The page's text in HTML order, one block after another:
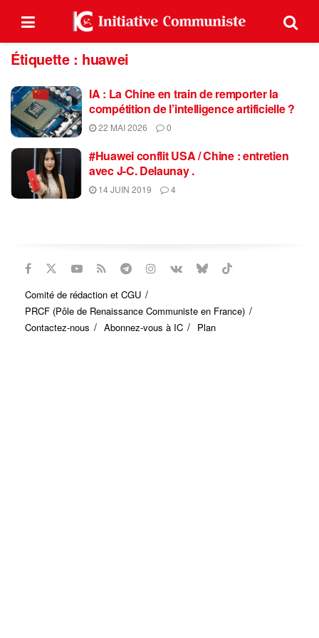
Étiquette : huawei
IA : La Chine en train de remporter la
compétition de l’intelligence artificielle ?
22 MAI 2026 0
#Huawei conflit USA / Chine : entretien
avec J-C. Delaunay .
14 JUIN 2019 4
Comité de rédaction et CGU
PRCF (Pôle de Renaissance Communiste en France)
Contactez-nous
Abonnez-vous à IC Plan